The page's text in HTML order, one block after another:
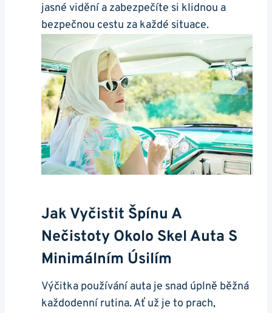
jasné vidění a zabezpečíte si klidnou a
bezpečnou​ cestu za každé situace.
Jak Vyčistit Špínu A
Nečistoty ⁤okolo Skel Auta S
Minimálním Úsilím
Výčitka používání auta je snad úplně běžná
každodenní‍ rutina. Ať už je to prach,